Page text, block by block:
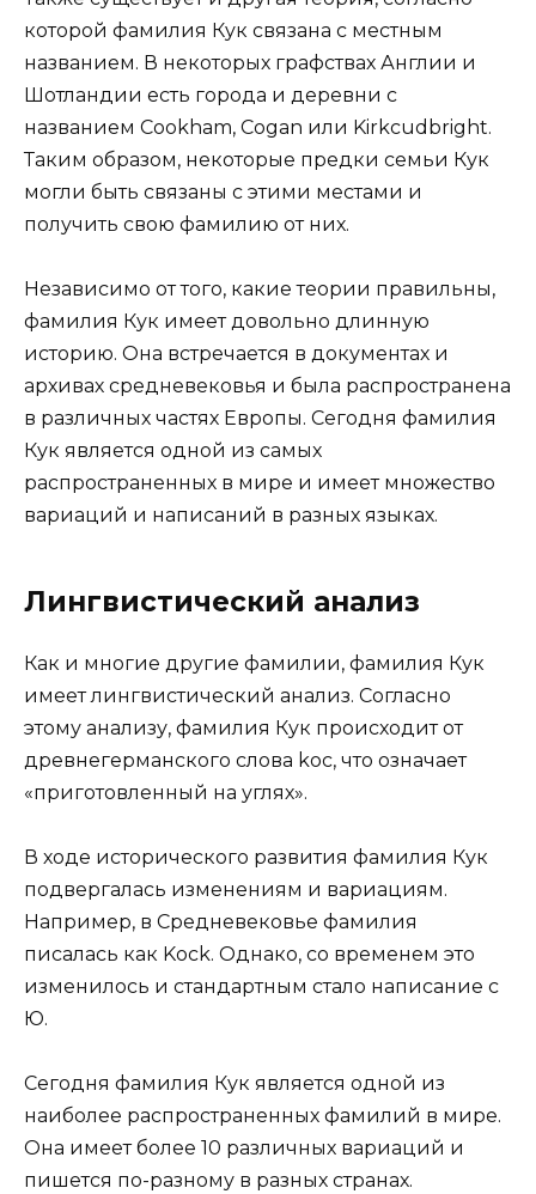
которой фамилия Кук связана с местным
названием. В некоторых графствах Англии и
Шотландии есть города и деревни с
названием Cookham, Cogan или Kirkcudbright.
Таким образом, некоторые предки семьи Кук
могли быть связаны с этими местами и
получить свою фамилию от них.
Независимо от того, какие теории правильны,
фамилия Кук имеет довольно длинную
историю. Она встречается в документах и
архивах средневековья и была распространена
в различных частях Европы. Сегодня фамилия
Кук является одной из самых
распространенных в мире и имеет множество
вариаций и написаний в разных языках.
Лингвистический анализ
Как и многие другие фамилии, фамилия Кук
имеет лингвистический анализ. Согласно
этому анализу, фамилия Кук происходит от
древнегерманского слова koc, что означает
«приготовленный на углях».
В ходе исторического развития фамилия Кук
подвергалась изменениям и вариациям.
Например, в Средневековье фамилия
писалась как Kock. Однако, со временем это
изменилось и стандартным стало написание с
Ю.
Сегодня фамилия Кук является одной из
наиболее распространенных фамилий в мире.
Она имеет более 10 различных вариаций и
пишется по-разному в разных странах.